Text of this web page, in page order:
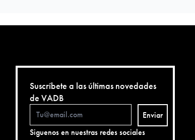
Suscríbete a las últimas novedades
de VADB
Enviar
Siguenos en nuestras redes sociales